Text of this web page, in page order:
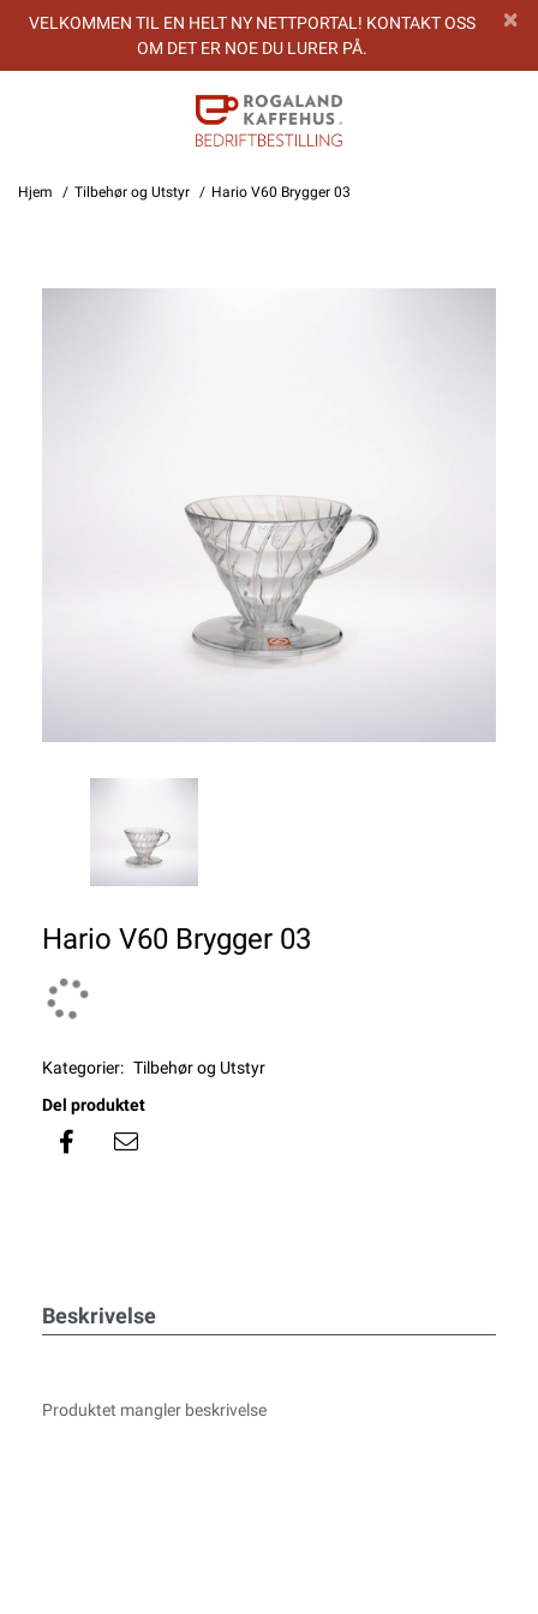
VELKOMMEN TIL EN HELT NY NETTPORTAL! KONTAKT OSS
OM DET ER NOE DU LURER PÅ.
Hjem Tilbehør og Utstyr Hario V60 Brygger 03
Hario V60 Brygger 03
Kategorier: Tilbehør og Utstyr
Del produktet
Beskrivelse
Produktet mangler beskrivelse